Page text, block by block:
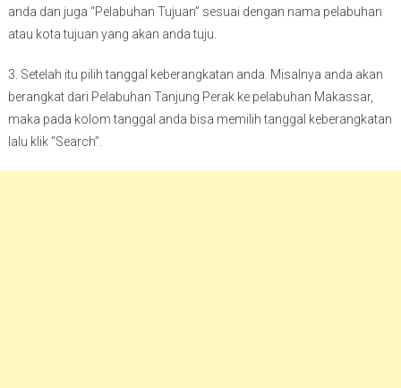
anda dan juga “Pelabuhan Tujuan” sesuai dengan nama pelabuhan
atau kota tujuan yang akan anda tuju.
3. Setelah itu pilih tanggal keberangkatan anda. Misalnya anda akan
berangkat dari Pelabuhan Tanjung Perak ke pelabuhan Makassar,
maka pada kolom tanggal anda bisa memilih tanggal keberangkatan
lalu klik “Search”.